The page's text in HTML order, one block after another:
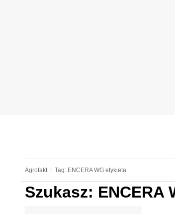
Agrofakt Tag: ENCERA WG etykieta
Szukasz: ENCERA